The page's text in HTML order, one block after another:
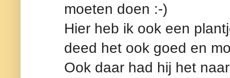
moeten doen :-)
Hier heb ik ook een
deed het ook goed en
Ook daar had hij het